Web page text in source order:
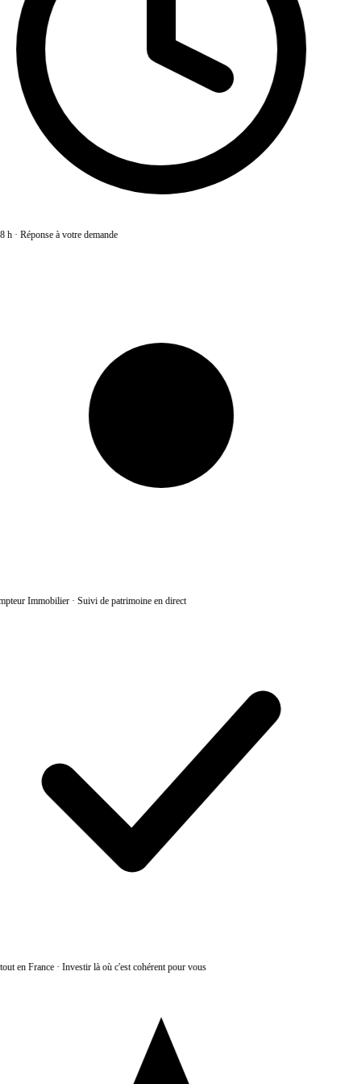
h· Réponse à votre demande
Immobilier· Suivi de patrimoine en direct
en France· Investir là où c'est cohérent pour vous